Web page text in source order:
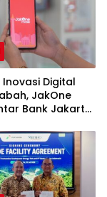
Digital
JakOne
Bank Jakarta
Awards 2026